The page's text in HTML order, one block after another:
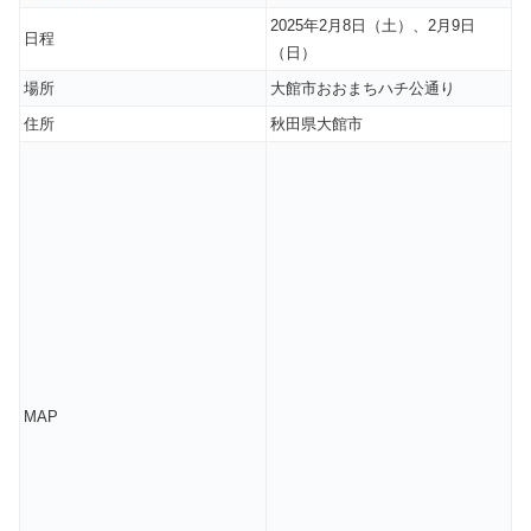
日程
2025年2月8日（土）、2月9日
（日）
場所
大館市おおまちハチ公通り
住所
秋田県大館市
MAP